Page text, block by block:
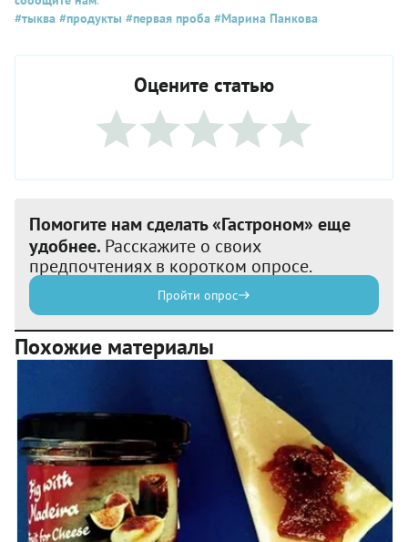
#тыква #продукты #первая проба #Марина Панкова
Оцените статью
Помогите нам сделать «Гастроном» еще
удобнее. Расскажите о своих
предпочтениях в коротком опросе.
Пройти опрос
Похожие материалы